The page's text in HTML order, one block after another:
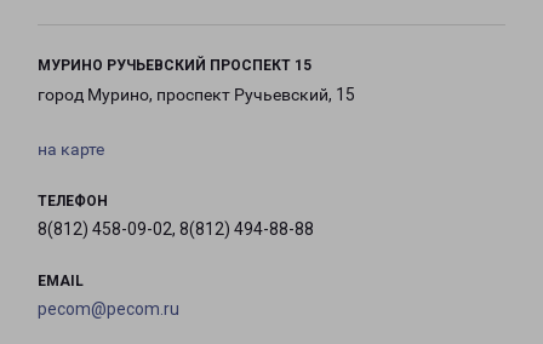
МУРИНО РУЧЬЕВСКИЙ ПРОСПЕКТ 15
город Мурино, проспект Ручьевский, 15
на карте
ТЕЛЕФОН
8(812) 458-09-02, 8(812) 494-88-88
EMAIL
pecom@pecom.ru